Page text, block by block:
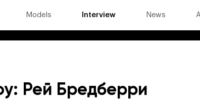
Models Interview News
Рей Бредберри